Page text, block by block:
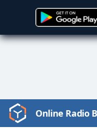
Video
Player
Online Radio